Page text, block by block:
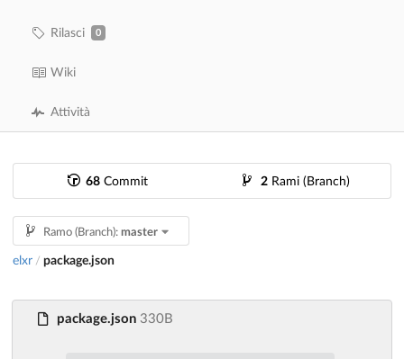
Rilasci 0
Wiki
Attività
68 Commit 2 Rami (Branch)
Ramo (Branch): master
elxr / package.json
package.json 330B